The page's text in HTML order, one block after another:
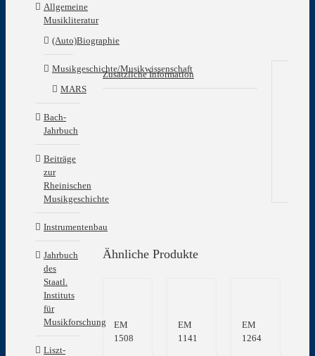
Zusätzliche Information
Ähnliche Produkte
EM
1508
EM
1141
EM
1264
Allgemeine
Musikliteratur
(Auto)Biographie
Musikgeschichte/Musikwissenschaft
MARS
Bach-
Jahrbuch
Beiträge
zur
Rheinischen
Musikgeschichte
Instrumentenbau
Jahrbuch
des
Staatl.
Instituts
für
Musikforschung
Liszt-